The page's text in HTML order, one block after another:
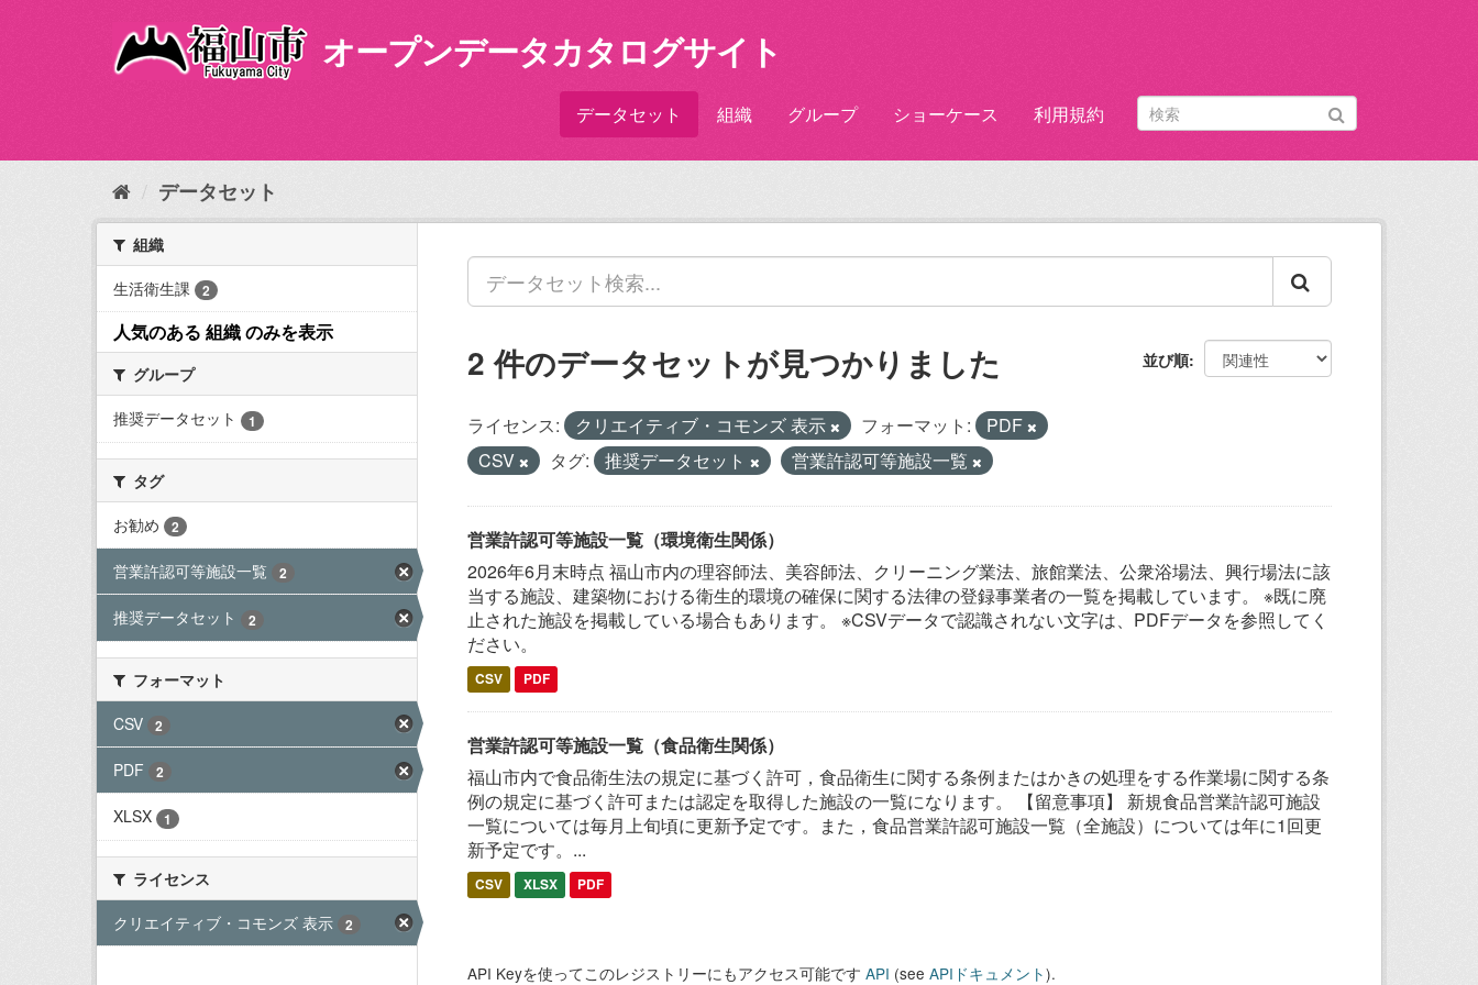
内
オープンデータカタログサイト
データセット 組織 グループ ショーケース 利用規約
データセット
組織
生活衛生課
2
人気のある 組織 のみを表示
グループ
推奨データセット
1
タグ
お勧め
2
営業許認可等施設一覧 2
推奨データセット 2
フォーマット
CSV
2
PDF 2
XLSX 1
ライセンス
クリエイティブ・コモンズ 表示
2
並び順
2 件のデータセットが見つかりました
ライセンス: クリエイティブ・コモンズ 表示 フォーマット:
PDF
CSV
タグ: 推奨データセット 営業許認可等施設一覧
営業許認可等施設一覧（環境衛生関係）
2026年6月末時点 福山市内の理容師法、美容師法、クリーニング業法、旅館業法、公衆浴場法、興行場法に該
当する施設、建築物における衛生的環境の確保に関する法律の登録事業者の一覧を掲載しています。 ※既に廃
止された施設を掲載している場合もあります。 ※CSVデータで認識されない文字は、PDFデータを参照してく
ださい。
CSV PDF
営業許認可等施設一覧（食品衛生関係）
福山市内で食品衛生法の規定に基づく許可，食品衛生に関する条例またはかきの処理をする作業場に関する条
例の規定に基づく許可または認定を取得した施設の一覧になります。 【留意事項】 新規食品営業許認可施設
一覧については毎月上旬頃に更新予定です。また，食品営業許認可施設一覧（全施設）については年に1回更
新予定です。...
CSV XLSX PDF
API Keyを使ってこのレジストリーにもアクセス可能です API (see APIドキュメント).